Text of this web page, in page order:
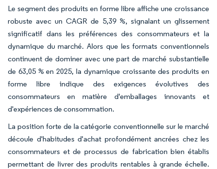
Le segment des produits en forme libre affiche une croissance
robuste avec un CAGR de 5,39 %, signalant un glissement
significatif dans les préférences des consommateurs et la
dynamique du marché. Alors que les formats conventionnels
continuent de dominer avec une part de marché substantielle
de 63,05 % en 2025, la dynamique croissante des produits en
forme libre indique des exigences évolutives des
consommateurs en matière d'emballages innovants et
d'expériences de consommation.
La position forte de la catégorie conventionnelle sur le marché
découle d'habitudes d'achat profondément ancrées chez les
consommateurs et de processus de fabrication bien établis
permettant de livrer des produits rentables à grande échelle.